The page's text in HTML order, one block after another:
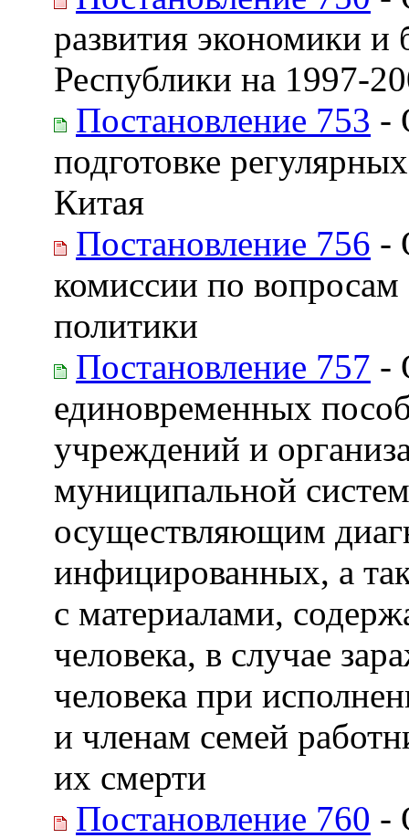
развития экономики
Республики на 1997-
Постановление 753 -
подготовке
Китая
Постановление 756 -
комиссии по
политики
Постановление 757 -
единовременных
учреждений и
муниципальной
осуществляющим
инфицированных, а
с материалами,
человека, в случае
человека при
и членам семей
их смерти
Постановление 760 -